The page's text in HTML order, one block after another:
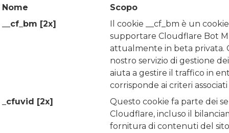
Nome
Scopo
__cf_bm [2x]
Il cookie __cf_bm è un
supportare Cloudflare Bot
attualmente in beta privata.
nostro servizio di gestione
aiuta a gestire il traffico in
corrisponde ai criteri
_cfuvid [2x]
Questo cookie fa parte dei
Cloudflare, incluso il
fornitura di contenuti del